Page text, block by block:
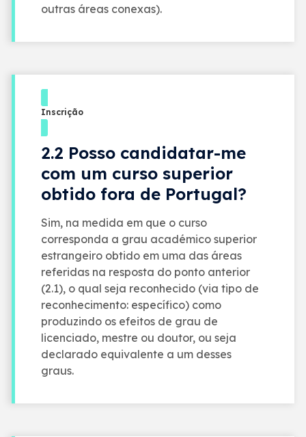
outras áreas conexas).
Inscrição
2.2 Posso candidatar-me
com um curso superior
obtido fora de Portugal?
Sim, na medida em que o curso
corresponda a grau académico superior
estrangeiro obtido em uma das áreas
referidas na resposta do ponto anterior
(2.1), o qual seja reconhecido (via tipo de
reconhecimento: específico) como
produzindo os efeitos de grau de
licenciado, mestre ou doutor, ou seja
declarado equivalente a um desses
graus.